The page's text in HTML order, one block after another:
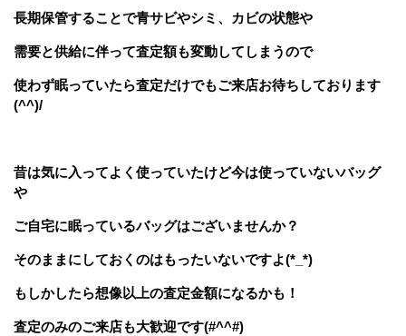
長期保管することで青サビやシミ、カビの状態や
需要と供給に伴って査定額も変動してしまうので
使わず眠っていたら査定だけでもご来店お待ちしております
(^^)/
昔は気に入ってよく使っていたけど今は使っていないバッグ
や
ご自宅に眠っているバッグはございませんか？
そのままにしておくのはもったいないですよ(*_*)
もしかしたら想像以上の査定金額になるかも！
査定のみのご来店も大歓迎です(#^^#)